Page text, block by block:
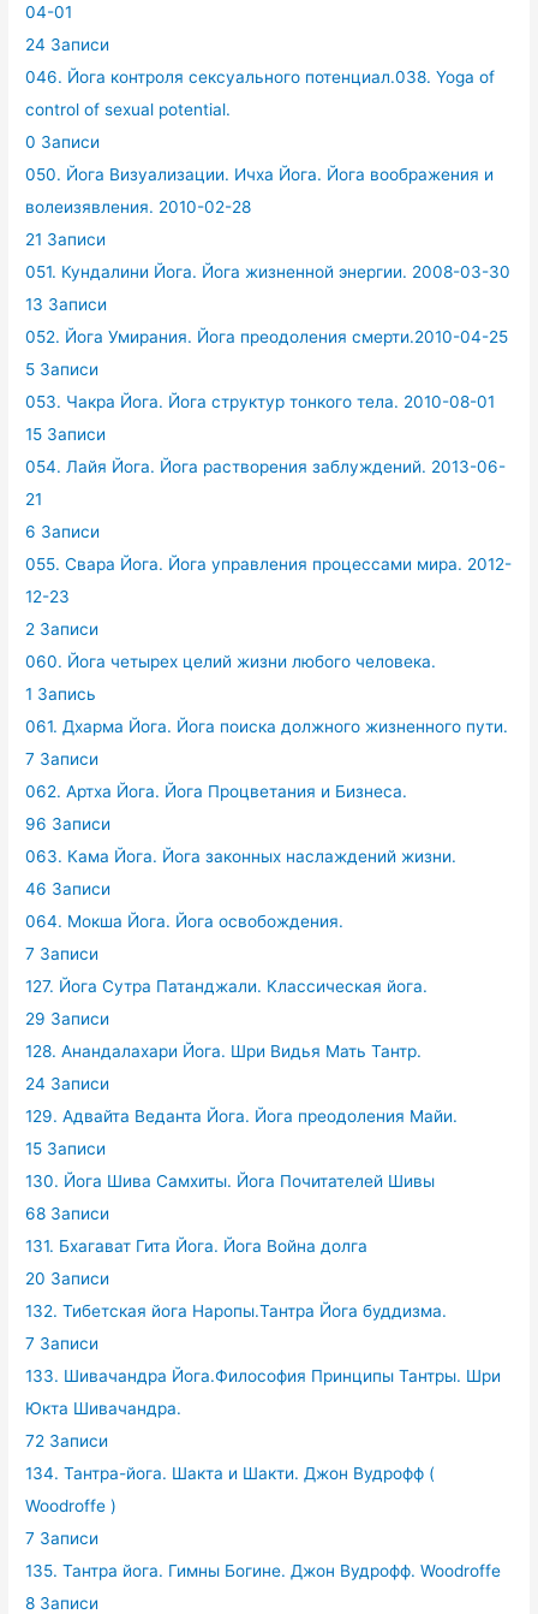
04-01
24 Записи
046. Йога контроля сексуального потенциал.038. Yoga of
control of sexual potential.
0 Записи
050. Йога Визуализации. Ичха Йога. Йога воображения и
волеизявления. 2010-02-28
21 Записи
051. Кундалини Йога. Йога жизненной энергии. 2008-03-30
13 Записи
052. Йога Умирания. Йога преодоления смерти.2010-04-25
5 Записи
053. Чакра Йога. Йога структур тонкого тела. 2010-08-01
15 Записи
054. Лайя Йога. Йога растворения заблуждений. 2013-06-
21
6 Записи
055. Свара Йога. Йога управления процессами мира. 2012-
12-23
2 Записи
060. Йога четырех целий жизни любого человека.
1 Запись
061. Дхарма Йога. Йога поиска должного жизненного пути.
7 Записи
062. Артха Йога. Йога Процветания и Бизнеса.
96 Записи
063. Кама Йога. Йога законных наслаждений жизни.
46 Записи
064. Мокша Йога. Йога освобождения.
7 Записи
127. Йога Сутра Патанджали. Классическая йога.
29 Записи
128. Анандалахари Йога. Шри Видья Мать Тантр.
24 Записи
129. Адвайта Веданта Йога. Йога преодоления Майи.
15 Записи
130. Йога Шива Самхиты. Йога Почитателей Шивы
68 Записи
131. Бхагават Гита Йога. Йога Война долга
20 Записи
132. Тибетская йога Наропы.Тантра Йога буддизма.
7 Записи
133. Шивачандра Йога.Философия Принципы Тантры. Шри
Юкта Шивачандра.
72 Записи
134. Тантра-йога. Шакта и Шакти. Джон Вудрофф (
Woodroffe )
7 Записи
135. Тантра йога. Гимны Богине. Джон Вудрофф. Woodroffe
8 Записи